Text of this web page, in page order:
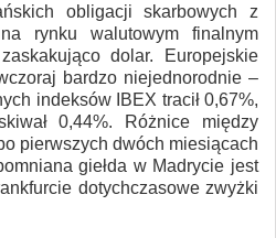
obligacji skarbowych z
rynku walutowym finalnym
dolar. Europejskie
bardzo niejednorodnie –
indeksów IBEX tracił 0,67%,
0,44%. Różnice między
pierwszych dwóch miesiącach
giełda w Madrycie jest
dotychczasowe zwyżki